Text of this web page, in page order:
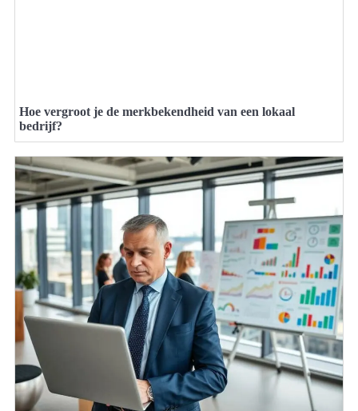
Hoe vergroot je de merkbekendheid van een lokaal
bedrijf?